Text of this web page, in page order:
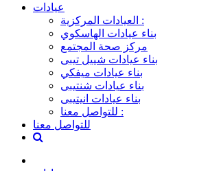
عيادات
العيادات المركزية :
بناء عيادات الهاسكوي
مركز صحة المجتمع
بناء عيادات شييل تيبى
بناء عيادات ميفكي
بناء عيادات شنتيبى
بناء عيادات انيتيبى
للتواصل معنا :
للتواصل معنا